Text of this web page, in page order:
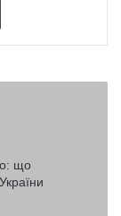
що